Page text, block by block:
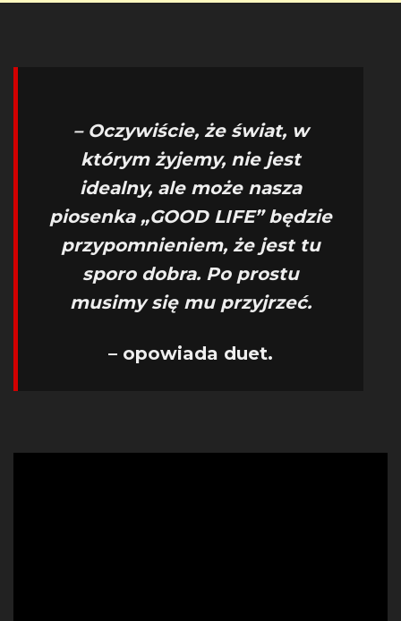
– Oczywiście, że świat, w
którym żyjemy, nie jest
idealny, ale może nasza
piosenka „GOOD LIFE” będzie
przypomnieniem, że jest tu
sporo dobra. Po prostu
musimy się mu przyjrzeć.
– opowiada duet.